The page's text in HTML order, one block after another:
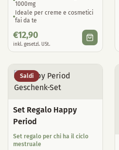
1000mg
Ideale per creme e cosmetici
fai da te
€12,90
inkl. gesetzl. USt.
Saldi
Set Regalo Happy
Period
Set regalo per chi ha il ciclo
mestruale